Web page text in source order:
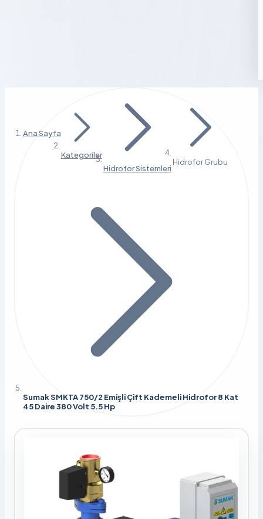
Ana Sayfa
Kategoriler
Hidrofor Sistemleri
Hidrofor Grubu
Sumak SMKTA 750/2 Emişli Çift Kademeli Hidrofor 8 Kat
45 Daire 380 Volt 5.5 Hp